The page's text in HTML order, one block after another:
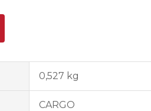
0,527 kg
CARGO